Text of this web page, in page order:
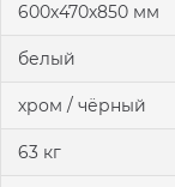
600х470х850 мм
белый
хром / чёрный
63 кг